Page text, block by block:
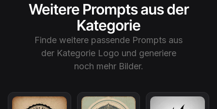
Weitere Prompts aus der
Kategorie
Finde weitere passende Prompts aus
der Kategorie Logo und generiere
noch mehr Bilder.